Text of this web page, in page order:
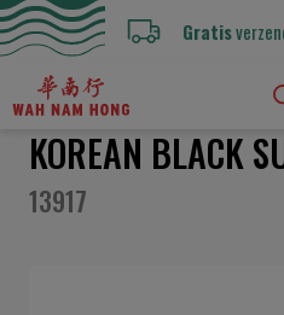
Gratis
KOREAN BLACK
13917